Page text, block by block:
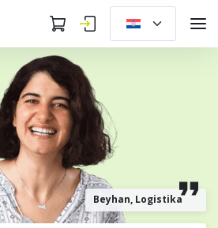
Beyhan, Logistika